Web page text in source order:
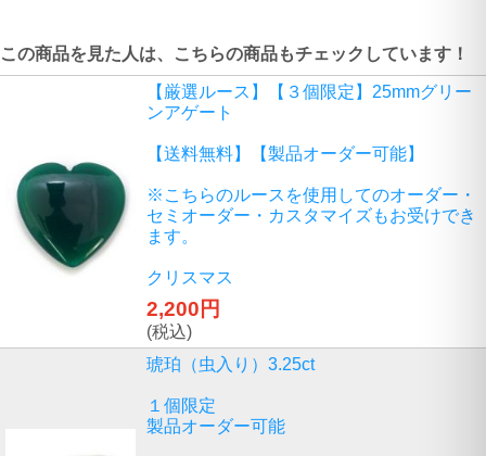
この商品を見た人は、こちらの商品もチェックしています！
【厳選ルース】【３個限定】25mmグリー
ンアゲート
【送料無料】【製品オーダー可能】
※こちらのルースを使用してのオーダー・
セミオーダー・カスタマイズもお受けでき
ます。
クリスマス
2,200円
(税込)
琥珀（虫入り）3.25ct
１個限定
製品オーダー可能